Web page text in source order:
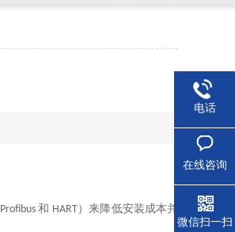
Profibus 和 HART）来降低安装成本并
电话
在线咨询
微信扫一扫